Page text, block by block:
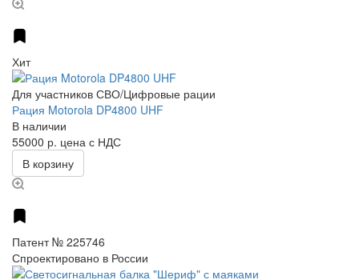
Хит
Для участников СВО/Цифровые рации
Рация Motorola DP4800 UHF
В наличии
55000 р. цена с НДС
В корзину
Патент № 225746
Спроектировано в России